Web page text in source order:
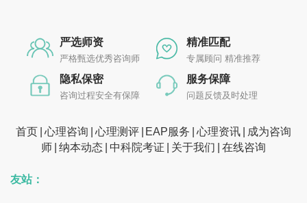
严选师资
严格甄选优秀咨询师
精准匹配
专属顾问 精准推荐
隐私保密
咨询过程安全有保障
服务保障
问题反馈及时处理
首页 心理咨询 心理测评 EAP服务 心理资讯
成为咨询
师 纳本动态 中科院考证 关于我们 在线咨询
友站：